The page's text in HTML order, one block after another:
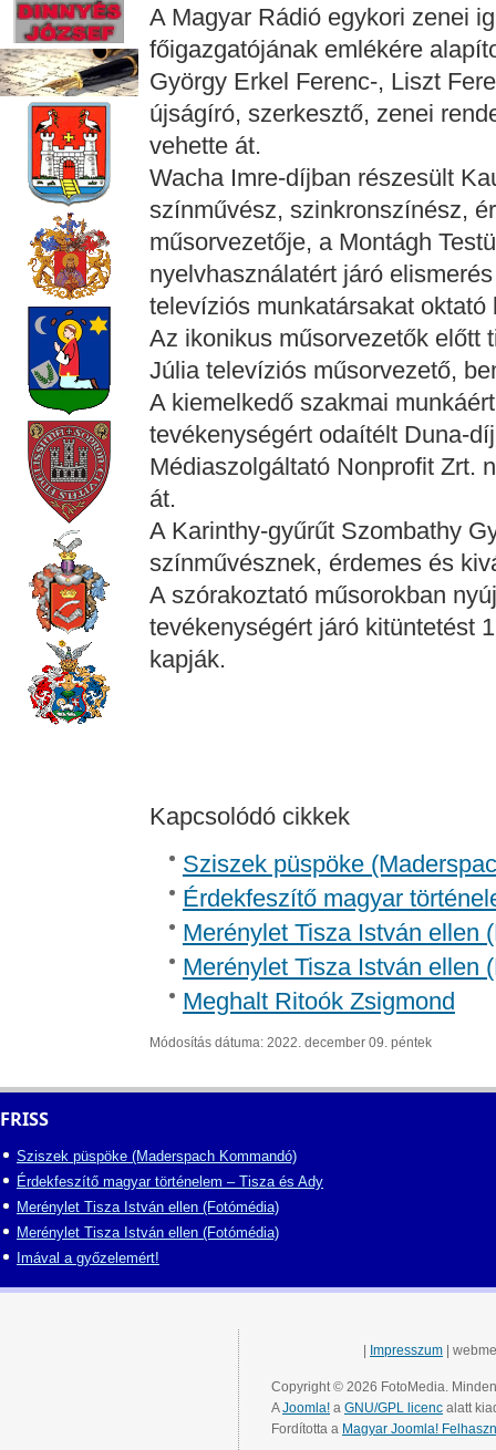
A Magyar Rádió egykori zenei
főigazgatójának emlékére
György Erkel Ferenc-, Liszt
újságíró, szerkesztő, zenei
vehette át.
Wacha Imre-díjban részesült
színművész, szinkronszínész,
műsorvezetője, a Montágh
nyelvhasználatért járó
televíziós munkatársakat
Az ikonikus műsorvezetők előtt
Júlia televíziós műsorvezető,
A kiemelkedő szakmai
tevékenységért odaítélt Duna-
Médiaszolgáltató Nonprofit Zrt.
át.
A Karinthy-gyűrűt Szombathy
színművésznek, érdemes és
A szórakoztató műsorokban
tevékenységért járó kitüntetést
kapják.
Kapcsolódó cikkek
Sziszek püspöke
Érdekfeszítő magyar
Merénylet Tisza István ellen
Merénylet Tisza István ellen
Meghalt Ritoók Zsigmond
Módosítás dátuma: 2022. december 09. péntek
FRISS
Sziszek püspöke (Maderspach Kommandó)
Érdekfeszítő magyar történelem – Tisza és Ady
Merénylet Tisza István ellen (Fotómédia)
Merénylet Tisza István ellen (Fotómédia)
Imával a győzelemért!
Impresszum |
Copyright © 2026 FotoMedia.
AJoomla! a GNU/GPL licenc alatt
Fordította a Magyar Joomla!